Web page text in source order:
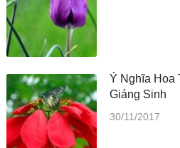
Ý Nghĩa Hoa
Giáng Sinh
30/11/2017